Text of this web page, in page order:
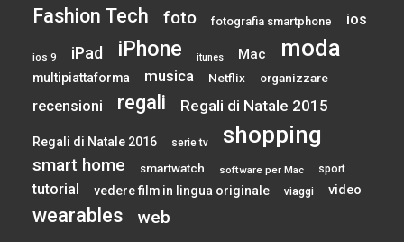
Fashion Tech foto fotografia smartphone ios
ios 9 iPad iPhone itunes Mac moda
multipiattaforma musica Netflix organizzare
recensioni regali Regali di Natale 2015
Regali di Natale 2016 serie tv shopping
smart home smartwatch software per Mac sport
tutorial vedere film in lingua originale viaggi video
wearables web